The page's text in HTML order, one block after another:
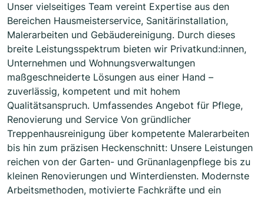
Unser vielseitiges Team vereint Expertise aus den
Bereichen Hausmeisterservice, Sanitärinstallation,
Malerarbeiten und Gebäudereinigung. Durch dieses
breite Leistungsspektrum bieten wir Privatkund:innen,
Unternehmen und Wohnungsverwaltungen
maßgeschneiderte Lösungen aus einer Hand –
zuverlässig, kompetent und mit hohem
Qualitätsanspruch. Umfassendes Angebot für Pflege,
Renovierung und Service Von gründlicher
Treppenhausreinigung über kompetente Malerarbeiten
bis hin zum präzisen Heckenschnitt: Unsere Leistungen
reichen von der Garten- und Grünanlagenpflege bis zu
kleinen Renovierungen und Winterdiensten. Modernste
Arbeitsmethoden, motivierte Fachkräfte und ein